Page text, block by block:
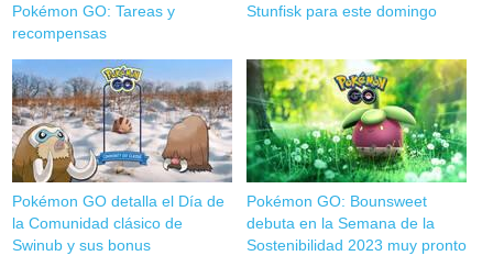
Pokémon GO: Tareas y
recompensas
Stunfisk para este domingo
Pokémon GO detalla el Día de
la Comunidad clásico de
Swinub y sus bonus
Pokémon GO: Bounsweet
debuta en la Semana de la
Sostenibilidad 2023 muy pronto